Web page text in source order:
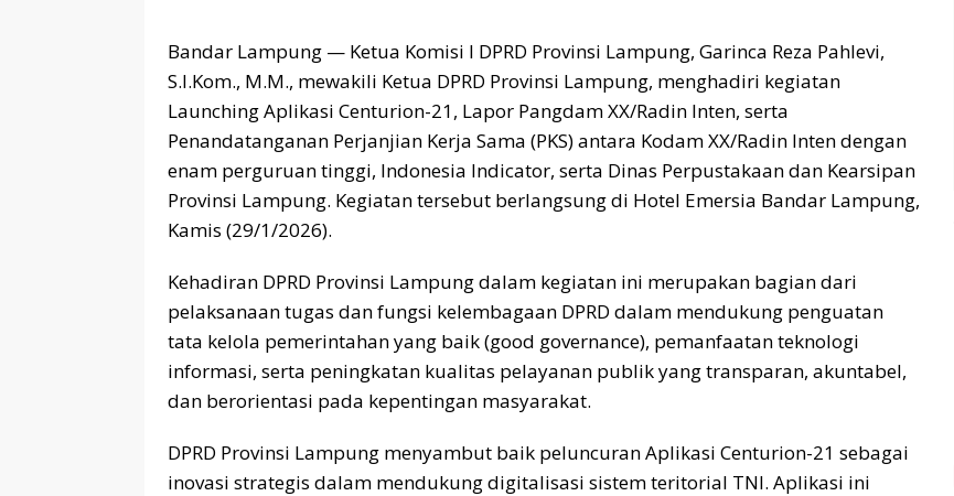
Bandar Lampung — Ketua Komisi I DPRD Provinsi Lampung, Garinca Reza Pahlevi,
S.I.Kom., M.M., mewakili Ketua DPRD Provinsi Lampung, menghadiri kegiatan
Launching Aplikasi Centurion-21, Lapor Pangdam XX/Radin Inten, serta
Penandatanganan Perjanjian Kerja Sama (PKS) antara Kodam XX/Radin Inten dengan
enam perguruan tinggi, Indonesia Indicator, serta Dinas Perpustakaan dan Kearsipan
Provinsi Lampung. Kegiatan tersebut berlangsung di Hotel Emersia Bandar Lampung,
Kamis (29/1/2026).
Kehadiran DPRD Provinsi Lampung dalam kegiatan ini merupakan bagian dari
pelaksanaan tugas dan fungsi kelembagaan DPRD dalam mendukung penguatan
tata kelola pemerintahan yang baik (good governance), pemanfaatan teknologi
informasi, serta peningkatan kualitas pelayanan publik yang transparan, akuntabel,
dan berorientasi pada kepentingan masyarakat.
DPRD Provinsi Lampung menyambut baik peluncuran Aplikasi Centurion-21 sebagai
inovasi strategis dalam mendukung digitalisasi sistem teritorial TNI. Aplikasi ini